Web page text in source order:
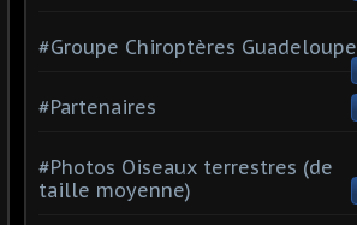
#Groupe Chiroptères Guadeloupe
#Partenaires
#Photos Oiseaux terrestres (de
taille moyenne)